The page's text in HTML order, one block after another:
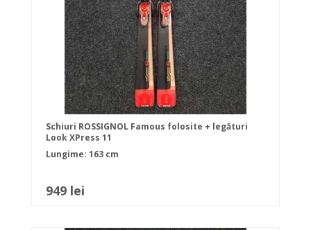
Schiuri ROSSIGNOL Famous folosite + legături
Look XPress 11
Lungime: 163 cm
949 lei